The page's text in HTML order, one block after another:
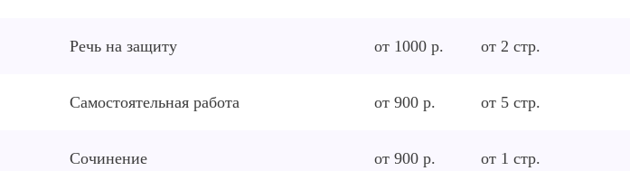
Речь на защиту от 1000 р. от 2 стр.
Самостоятельная работа от 900 р. от 5стр.
Сочинение от 900 р. от 1 стр.